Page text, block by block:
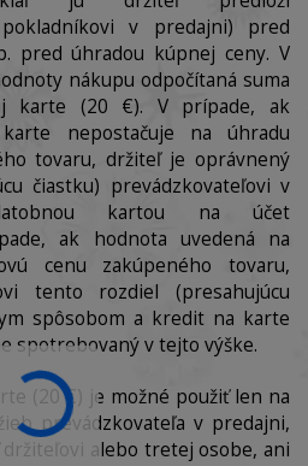
v predajni) pred
pred úhradou kúpnej ceny. V
nákupu odpočítaná suma
karte (20 €). V prípade, ak
nepostačuje na úhradu
tovaru, držiteľ je oprávnený
čiastku) prevádzkovateľovi v
kartou na účet
ak hodnota uvedená na
cenu zakúpeného tovaru,
tento rozdiel (presahujúcu
spôsobom a kredit na karte
spotrebovaný v tejto výške.
(20 €) je možné použiť len na
prevádzkovateľa v predajni,
alebo tretej osobe, ani